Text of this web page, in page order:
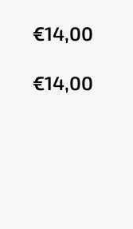
€14,00
€14,00